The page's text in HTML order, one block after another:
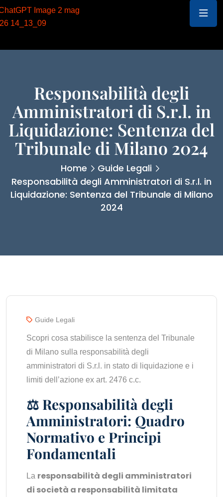
Responsabilità degli
Amministratori di S.r.l. in
Liquidazione: Sentenza del
Tribunale di Milano 2024
Home
Guide Legali
Responsabilità degli Amministratori di S.r.l. in
Liquidazione: Sentenza del Tribunale di Milano
2024
Guide Legali
Scopri cosa stabilisce la sentenza del Tribunale
di Milano sulla responsabilità degli
amministratori di S.r.l. in stato di liquidazione e i
limiti dell’azione ex art. 2476 c.c.
⚖️ Responsabilità degli
Amministratori: Quadro
Normativo e Principi
Fondamentali
La responsabilità degli amministratori
di società a responsabilità limitata